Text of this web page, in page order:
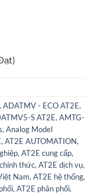
,ADATMV - ECO AT2E,
S AT2E,AMTG-
,Analog Model
,AT2E AUTOMATION,
,AT2E cung cấp,
thức,AT2E dịch vụ,
Nam,AT2E hệ thống,
,AT2E phân phối,